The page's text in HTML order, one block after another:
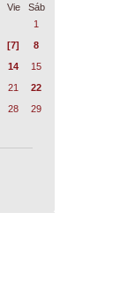
Vie
Sáb
1
[7]
8
14
15
21
22
28
29